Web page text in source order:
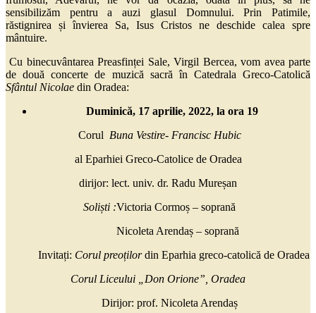
sensibilizăm pentru a auzi glasul Domnului. Prin Patimile,
răstignirea și învierea Sa, Isus Cristos ne deschide calea spre
mântuire.
Cu binecuvântarea Preasfinței Sale, Virgil Bercea, vom avea parte
de două concerte de muzică sacră în Catedrala Greco-Catolică
Sfântul Nicolae din Oradea:
Duminică, 17 aprilie, 2022, la ora 19
Corul Buna Vestire- Francisc Hubic
al Eparhiei Greco-Catolice de Oradea
dirijor: lect. univ. dr. Radu Mureșan
Soliști :Victoria Cormoș – soprană
Nicoleta Arendaș – soprană
Invitați: Corul preoțilordin Eparhia greco-catolică de Oradea
Corul Liceului „Don Orione”, Oradea
Dirijor: prof. Nicoleta Arendaș